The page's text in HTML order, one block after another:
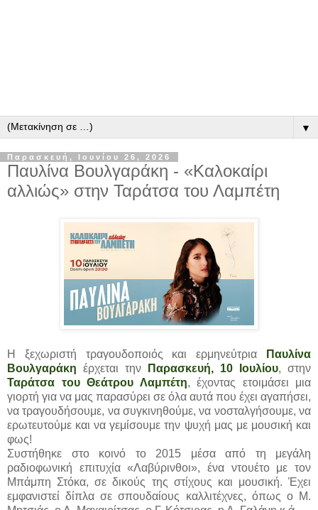
▼
Παρασκευή, Ιουνίου 26, 2026
Παυλίνα Βουλγαράκη - «Καλοκαίρι
αλλιώς» στην Ταράτσα του Λαμπέτη
Η ξεχωριστή τραγουδοποιός και ερμηνεύτρια
Παυλίνα
Βουλγαράκη έρχεται την Παρασκευή, 10 Ιουλίου, στην
Ταράτσα του Θεάτρου Λαμπέτη, έχοντας ετοιμάσει μια
γιορτή για να μας παρασύρει σε όλα αυτά που έχει αγαπήσει,
να τραγουδήσουμε, να συγκινηθούμε, να νοσταλγήσουμε, να
ερωτευτούμε και να γεμίσουμε την ψυχή μας με μουσική και
φως!
Συστήθηκε στο κοινό το 2015 μέσα από τη μεγάλη
ραδιοφωνική επιτυχία «Λαβύρινθοι», ένα ντουέτο με τον
Μπάμπη Στόκα, σε δικούς της στίχους και μουσική. Έχει
εμφανιστεί δίπλα σε σπουδαίους καλλιτέχνες, όπως ο Μ.